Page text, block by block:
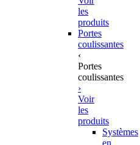
les
produits
Portes
coulissantes
‹
Portes
coulissantes
›
Voir
les
produits
Systèmes
en